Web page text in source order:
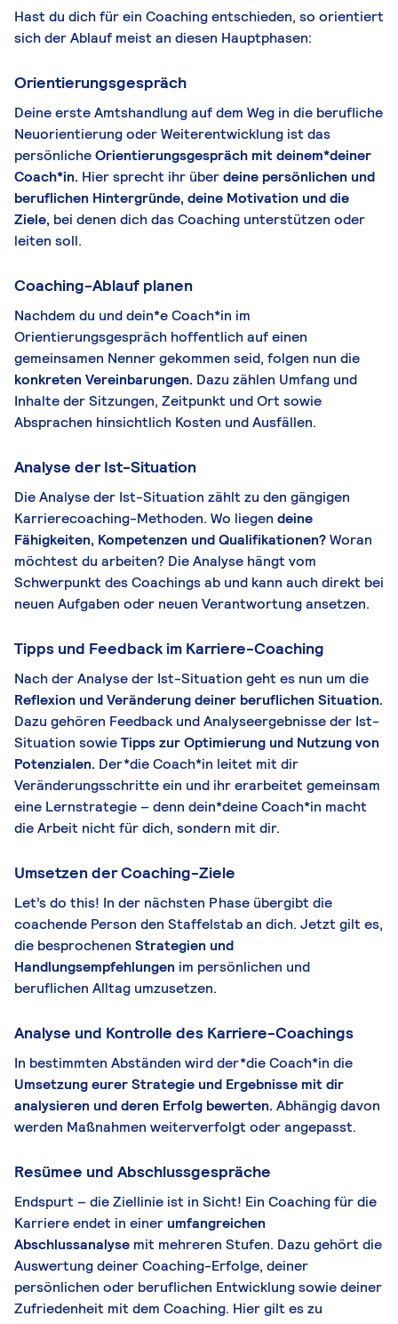
Hast du dich für ein Coaching entschieden, so orientiert
sich der Ablauf meist an diesen Hauptphasen:
Orientierungsgespräch
Deine erste Amtshandlung auf dem Weg in die berufliche
Neuorientierung oder Weiterentwicklung ist das
persönlicheOrientierungsgespräch mit deinem*deiner
Coach*in. Hier sprecht ihr überdeine persönlichen und
beruflichen Hintergründe, deine Motivation und die
Ziele, bei denen dich das Coaching unterstützen oder
leiten soll.
Coaching-Ablauf planen
Nachdem du und dein*e Coach*in im
Orientierungsgespräch hoffentlich auf einen
gemeinsamen Nenner gekommen seid, folgen nun die
konkreten Vereinbarungen. Dazu zählen Umfang und
Inhalte der Sitzungen, Zeitpunkt und Ort sowie
Absprachen hinsichtlich Kosten und Ausfällen.
Analyse der Ist-Situation
Die Analyse der Ist-Situation zählt zu den gängigen
Karrierecoaching-Methoden. Wo liegen deine
Fähigkeiten, Kompetenzen und Qualifikationen?Woran
möchtest du arbeiten? Die Analyse hängt vom
Schwerpunkt des Coachings ab und kann auch direkt bei
neuen Aufgaben oder neuen Verantwortung ansetzen.
Tipps und Feedback im Karriere-Coaching
Nach der Analyse der Ist-Situation geht es nun um die
Reflexion und Veränderung deiner beruflichen Situation.
Dazu gehören Feedback und Analyseergebnisse der Ist-
Situation sowieTipps zur Optimierung und Nutzung von
Potenzialen. Der*die Coach*in leitet mit dir
Veränderungsschritte ein und ihr erarbeitet gemeinsam
eine Lernstrategie – denn dein*deine Coach*in macht
die Arbeit nicht für dich, sondern mit dir.
Umsetzen der Coaching-Ziele
Let’s do this! In der nächsten Phase übergibt die
coachende Person den Staffelstab an dich. Jetzt gilt es,
die besprochenen Strategien und
Handlungsempfehlungen im persönlichen und
beruflichen Alltag umzusetzen.
Analyse und Kontrolle des Karriere-Coachings
In bestimmten Abständen wird der*die Coach*in die
Umsetzung eurer Strategie und Ergebnisse mit dir
analysieren und deren Erfolg bewerten. Abhängig davon
werden Maßnahmen weiterverfolgt oder angepasst.
Resümee und Abschlussgespräche
Endspurt – die Ziellinie ist in Sicht! Ein Coaching für die
Karriere endet in einer umfangreichen
Abschlussanalyse mit mehreren Stufen. Dazu gehört die
Auswertung deiner Coaching-Erfolge, deiner
persönlichen oder beruflichen Entwicklung sowie deiner
Zufriedenheit mit dem Coaching. Hier gilt es zu